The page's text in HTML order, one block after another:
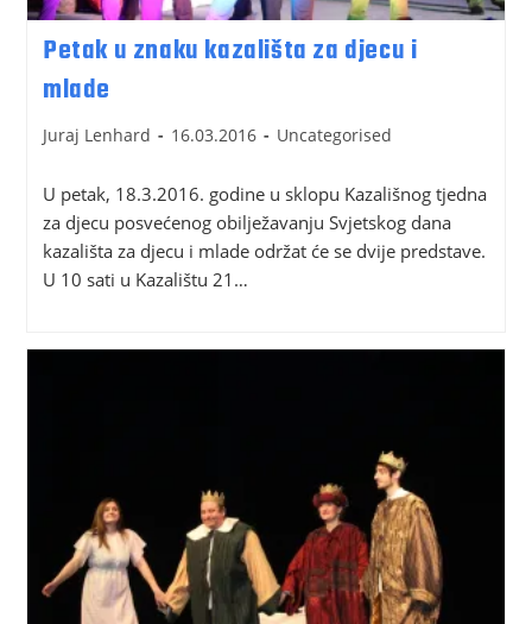
Petak u znaku kazališta za djecu i
mlade
Juraj Lenhard 16.03.2016 Uncategorised
U petak, 18.3.2016. godine u sklopu Kazališnog tjedna
za djecu posvećenog obilježavanju Svjetskog dana
kazališta za djecu i mlade održat će se dvije predstave.
U 10 sati u Kazalištu 21…